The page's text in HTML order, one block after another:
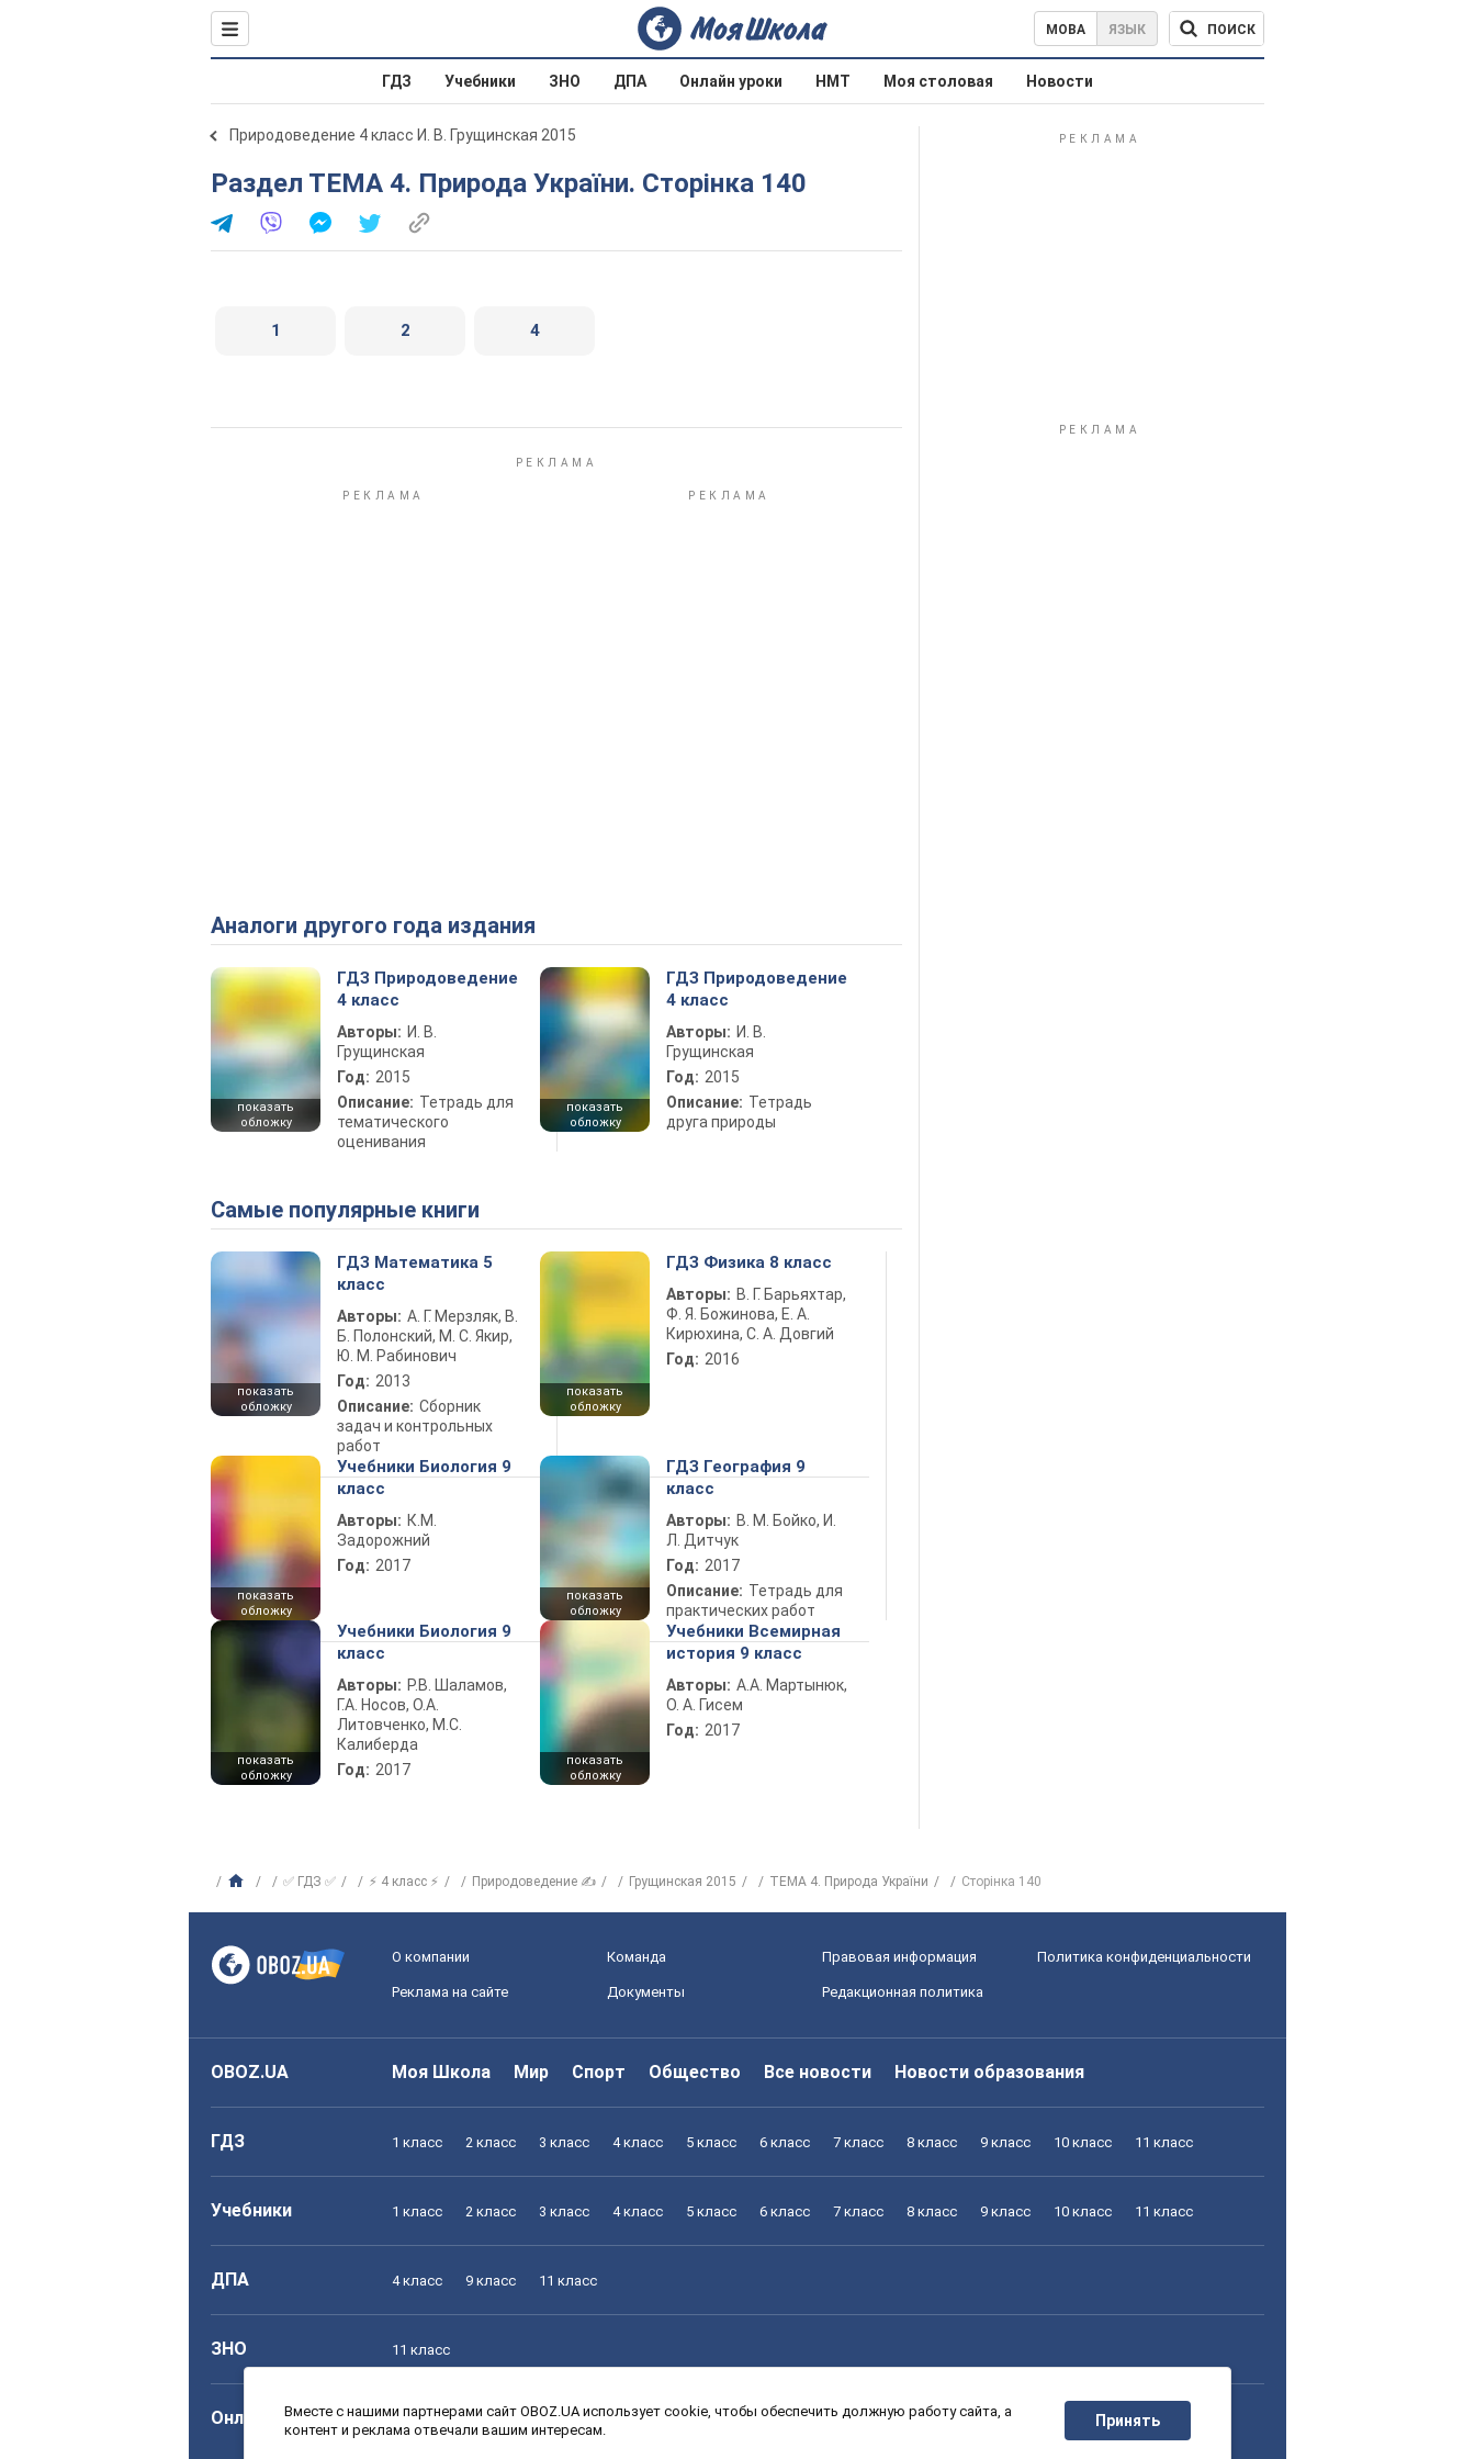
МОВА ЯЗЫК ПОИСК
ГДЗ Учебники ЗНО ДПА Онлайн уроки НМТ Моя столовая Новости
Природоведение 4 класс И. В. Грущинская 2015
Раздел ТЕМА 4. Природа України. Сторінка 140
1 2 4
Аналоги другого года издания
показать
обложку
ГДЗ Природоведение
4 класс
Авторы: И. В.
Грущинская
Год: 2015
Описание: Тетрадь для
тематического
оценивания
показать
обложку
ГДЗ Природоведение
4 класс
Авторы: И. В.
Грущинская
Год: 2015
Описание: Тетрадь
друга природы
Самые популярные книги
показать
обложку
ГДЗ Математика 5
класс
Авторы: А. Г. Мерзляк, В.
Б. Полонский, М. С. Якир,
Ю. М. Рабинович
Год: 2013
Описание: Сборник
задач и контрольных
работ
показать
обложку
ГДЗ Физика 8 класс
Авторы: В. Г. Барьяхтар,
Ф. Я. Божинова, Е. А.
Кирюхина, С. А. Довгий
Год: 2016
показать
обложку
Учебники Биология 9
класс
Авторы: К.М.
Задорожний
Год: 2017
показать
обложку
ГДЗ География 9
класс
Авторы: В. М. Бойко, И.
Л. Дитчук
Год: 2017
Описание: Тетрадь для
практических работ
показать
обложку
Учебники Биология 9
класс
Авторы: Р.В. Шаламов,
Г.А. Носов, О.А.
Литовченко, М.С.
Калиберда
Год: 2017
показать
обложку
Учебники Всемирная
история 9 класс
Авторы: А.А. Мартынюк,
О. А. Гисем
Год: 2017
✅ ГДЗ ✅ ⚡ 4 класс ⚡ Природоведение ✍ Грущинская 2015 ТЕМА 4. Природа України Сторінка 140
О компании Команда Правовая информация Политика конфиденциальности
Реклама на сайте Документы Редакционная политика
OBOZ.UA Моя Школа Мир Спорт Общество Все новости Новости образования
ГДЗ 1 класс 2 класс 3 класс 4 класс 5 класс 6 класс 7 класс 8 класс 9 класс 10 класс 11 класс
Учебники 1 класс 2 класс 3 класс 4 класс 5 класс 6 класс 7 класс 8 класс 9 класс 10 класс 11 класс
ДПА 4 класс 9 класс 11 класс
ЗНО 11 класс
Онлайн уроки 1 класс 2 класс 3 класс 4 класс 5 класс 6 класс 7 класс 8 класс 9 класс 10 класс 11 класс
Вместе с нашими партнерами сайт OBOZ.UA использует cookie, чтобы обеспечить должную работу сайта, а
контент и реклама отвечали вашим интересам.
Принять